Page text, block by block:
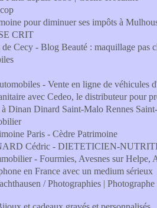
pour diminuer ses impôts à
CRIT
Cecy - Blog Beauté : maquillage pas
- Vente en ligne de véhicules
avec Cedeo, le distributeur pour
Dinan Dinard Saint-Malo Rennes
Paris - Cèdre Patrimoine
Cédric - DIETETICIEN-
- Fourmies, Avesnes sur Helpe,
en France avec un medium sérieux
/ Photographies |